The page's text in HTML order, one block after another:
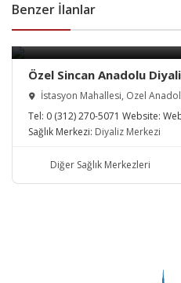
Benzer İlanlar
Özel Sincan Anadolu
İstasyon Mahallesi, Özel
Tel: 0 (312) 270-5071 Website:
Sağlık Merkezi: Diyaliz Merkezi
Diğer Sağlık Merkezleri